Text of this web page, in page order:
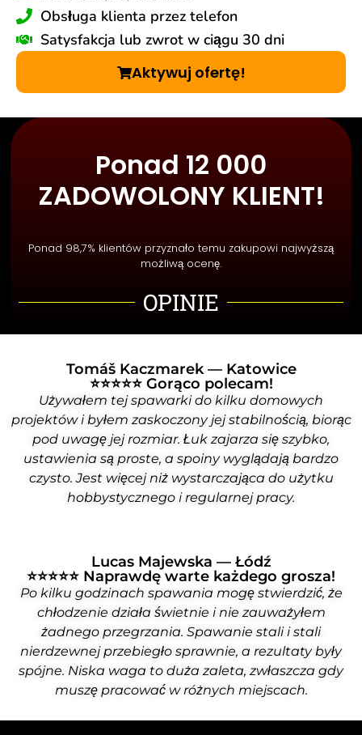
Obsługa klienta przez telefon
Satysfakcja lub zwrot w ciągu 30 dni
Aktywuj ofertę!
Ponad 12 000
ZADOWOLONY KLIENT!
Ponad 98,7% klientów przyznało temu zakupowi najwyższą
możliwą ocenę.
OPINIE
Tomáš Kaczmarek — Katowice
⭐⭐⭐⭐⭐ Gorąco polecam!
Używałem tej spawarki do kilku domowych
projektów i byłem zaskoczony jej stabilnością, biorąc
pod uwagę jej rozmiar. Łuk zajarza się szybko,
ustawienia są proste, a spoiny wyglądają bardzo
czysto. Jest więcej niż wystarczająca do użytku
hobbystycznego i regularnej pracy.
Lucas Majewska — Łódź
⭐⭐⭐⭐⭐ Naprawdę warte każdego grosza!
Po kilku godzinach spawania mogę stwierdzić, że
chłodzenie działa świetnie i nie zauważyłem
żadnego przegrzania. Spawanie stali i stali
nierdzewnej przebiegło sprawnie, a rezultaty były
spójne. Niska waga to duża zaleta, zwłaszcza gdy
muszę pracować w różnych miejscach.